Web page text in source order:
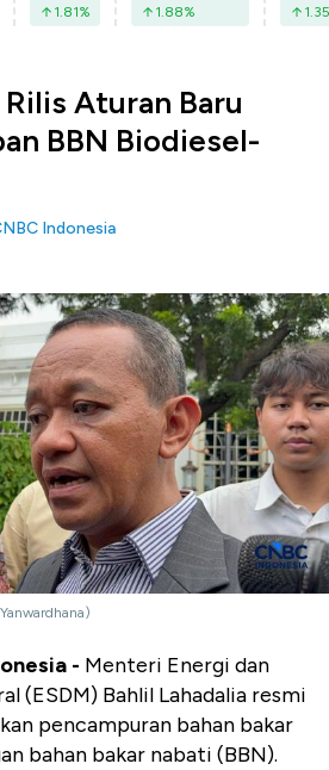
1.81% 1.88% 1.35
Aturan Baru
BBN Biodiesel-
Indonesia
- Menteri Energi dan
(ESDM) Bahlil Lahadalia resmi
pencampuran bahan bakar
bahan bakar nabati (BBN).